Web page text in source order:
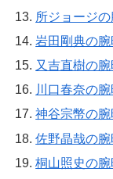
所ジョージ
岩田剛典の腕
又吉直樹の
川口春奈の腕
神谷宗幣の
佐野晶哉の腕
桐山照史の